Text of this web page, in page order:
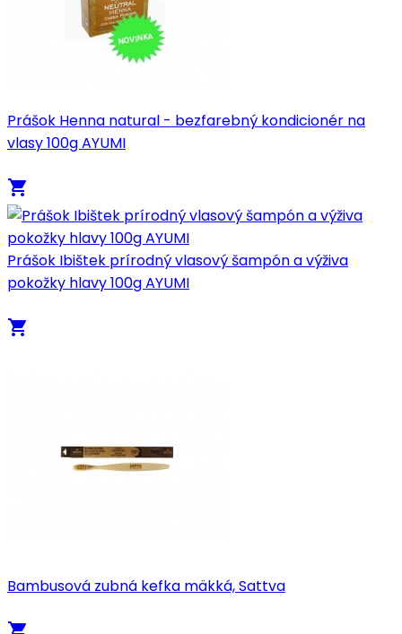
Prášok Henna natural - bezfarebný kondicionér na
vlasy 100g AYUMI
local_grocery_store
Prášok Ibištek prírodný vlasový šampón a výživa
pokožky hlavy 100g AYUMI
local_grocery_store
Bambusová zubná kefka mäkká, Sattva